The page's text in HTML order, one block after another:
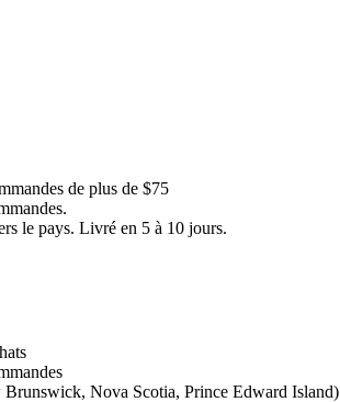
de plus de $75
le pays. Livré en 5 à 10 jours.
Nova Scotia, Prince Edward Island)